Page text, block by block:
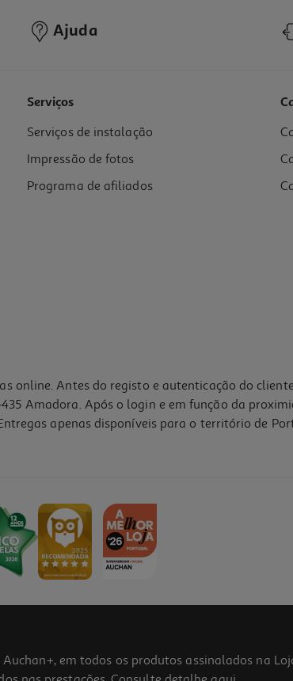
Ajuda
Serviços
Serviços de instalação
Impressão de fotos
Programa de afiliados
online. Antes do registo e autenticação do
Amadora. Após o login e em função da
apenas disponíveis para o território de
em todos os produtos assinalados na